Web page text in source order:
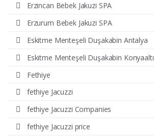
Erzincan Bebek Jakuzi SPA
Erzurum Bebek Jakuzi SPA
Eskitme Menteşeli Duşakabin Antalya
Eskitme Menteşeli Duşakabin Konyaaltı
Fethiye
fethiye Jacuzzi
fethiye Jacuzzi Companies
fethiye Jacuzzi price